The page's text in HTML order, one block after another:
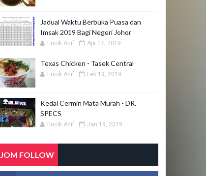
Jadual Waktu Berbuka Puasa dan
Imsak 2019 Bagi Negeri Johor
Encik Anif Apr 17, 2019
Texas Chicken - Tasek Central
Encik Anif Feb 19, 2019
Kedai Cermin Mata Murah - DR.
SPECS
Encik Anif Jan 19, 2019
JOM FOLLOW